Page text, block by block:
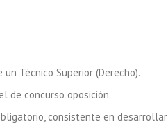
Técnico Superior (Derecho).
de concurso oposición.
consistente en desarrollar